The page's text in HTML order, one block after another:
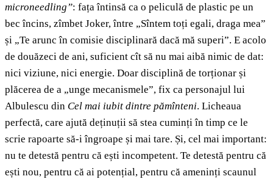
microneedling”: fața întinsă ca o peliculă de plastic pe un
bec încins, zîmbet Joker, între „Sîntem toți egali, draga mea”
și „Te arunc în comisie disciplinară dacă mă superi”. E acolo
de douăzeci de ani, suficient cît să nu mai aibă nimic de dat:
nici viziune, nici energie. Doar disciplină de torționar și
plăcerea de a „unge mecanismele”, fix ca personajul lui
Albulescu din Cel mai iubit dintre pămînteni. Licheaua
perfectă, care ajută deținuții să stea cuminți în timp ce le
scrie rapoarte să-i îngroape și mai tare. Și, cel mai important:
nu te detestă pentru că ești incompetent. Te detestă pentru că
ești nou, pentru că ai potențial, pentru că ameninți scaunul